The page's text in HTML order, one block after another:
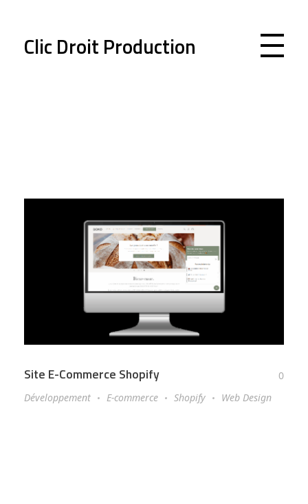
Clic Droit Production
Site E-Commerce Shopify
0
Développement
E-commerce Shopify Web Design